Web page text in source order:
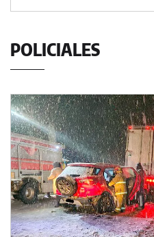
POLICIALES